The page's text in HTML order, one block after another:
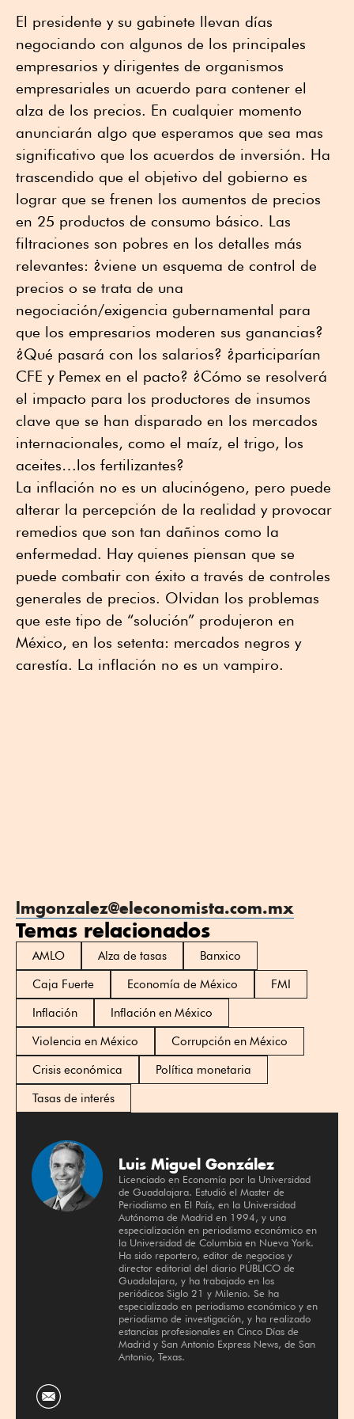
El presidente y su gabinete llevan días
negociando con algunos de los principales
empresarios y dirigentes de organismos
empresariales un acuerdo para contener el
alza de los precios. En cualquier momento
anunciarán algo que esperamos que sea mas
significativo que los acuerdos de inversión. Ha
trascendido que el objetivo del gobierno es
lograr que se frenen los aumentos de precios
en 25 productos de consumo básico. Las
filtraciones son pobres en los detalles más
relevantes: ¿viene un esquema de control de
precios o se trata de una
negociación/exigencia gubernamental para
que los empresarios moderen sus ganancias?
¿Qué pasará con los salarios? ¿participarían
CFE y Pemex en el pacto? ¿Cómo se resolverá
el impacto para los productores de insumos
clave que se han disparado en los mercados
internacionales, como el maíz, el trigo, los
aceites…los fertilizantes?
La inflación no es un alucinógeno, pero puede
alterar la percepción de la realidad y provocar
remedios que son tan dañinos como la
enfermedad. Hay quienes piensan que se
puede combatir con éxito a través de controles
generales de precios. Olvidan los problemas
que este tipo de “solución” produjeron en
México, en los setenta: mercados negros y
carestía. La inflación no es un vampiro.
lmgonzalez@eleconomista.com.mx
Temas relacionados
AMLO Alza de tasas
Banxico
Caja Fuerte
Economía de México
FMI
Inflación
Inflación en México
Violencia en México
Corrupción en México
Crisis económica
Política monetaria
Tasas de interés
Luis Miguel González
Licenciado en Economía por la Universidad
de Guadalajara. Estudió el Master de
Periodismo en El País, en la Universidad
Autónoma de Madrid en 1994, y una
especialización en periodismo económico en
la Universidad de Columbia en Nueva York.
Ha sido reportero, editor de negocios y
director editorial del diario PÚBLICO de
Guadalajara, y ha trabajado en los
periódicos Siglo 21 y Milenio. Se ha
especializado en periodismo económico y en
periodismo de investigación, y ha realizado
estancias profesionales en Cinco Días de
Madrid y San Antonio Express News, de San
Antonio, Texas.